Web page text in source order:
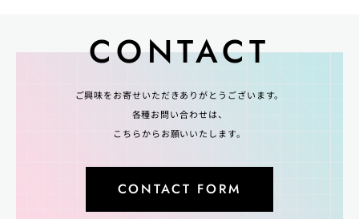
CONTACT
ご興味をお寄せいただきありがとうございます。
各種お問い合わせは、
こちらからお願いいたします。
CONTACT FORM